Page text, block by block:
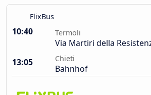
FlixBus
10:40 Termoli
Via Martiri della
13:05
Chieti
Bahnhof